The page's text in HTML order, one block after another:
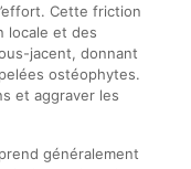
Cette friction
locale et des
jacent, donnant
ostéophytes.
et aggraver les
généralement